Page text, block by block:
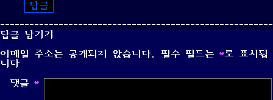
답글
답글 남기기
이메일 주소는 공개되지 않습니다.
필수 필드는 *로 표시됩
니다
댓글 *